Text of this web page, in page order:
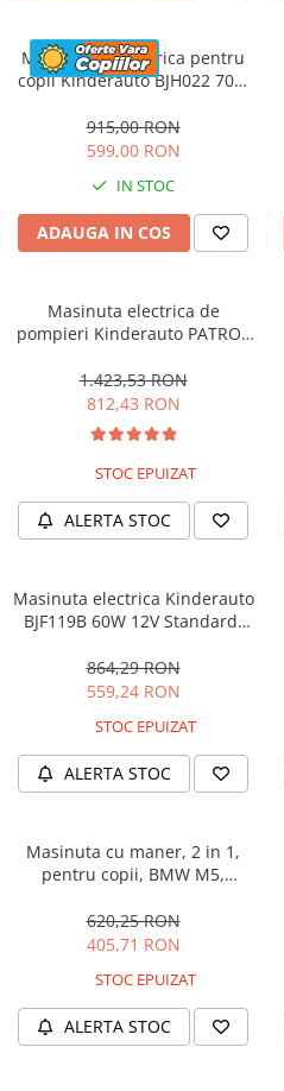
Motocicleta electrica pentru
copii Kinderauto BJH022 70W
915,00 RON
599,00 RON
IN STOC
ADAUGA IN COS
Masinuta electrica de
pompieri Kinderauto PATROL
1.423,53 RON
812,43 RON
STOC EPUIZAT
ALERTA STOC
Masinuta electrica Kinderauto
BJF119B 60W 12V Standard,
864,29 RON
559,24 RON
STOC EPUIZAT
ALERTA STOC
Masinuta cu maner, 2 in 1,
pentru copii, BMW M5,
620,25 RON
405,71 RON
STOC EPUIZAT
ALERTA STOC